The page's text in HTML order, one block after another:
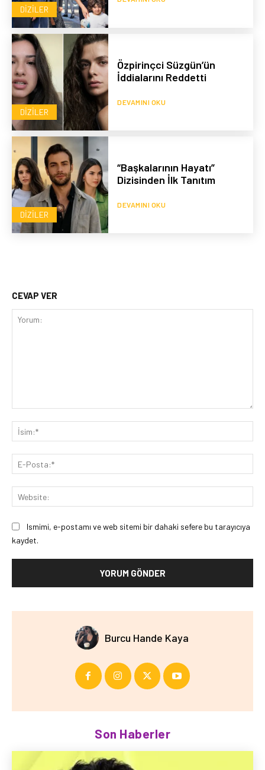
DIZILER
DIZILER
Özpirinçci Süzgün’ün
İddialarını Reddetti
DEVAMINI OKU
DIZILER
“Başkalarının Hayatı”
Dizisinden İlk Tanıtım
DEVAMINI OKU
CEVAP VER
Ismimi, e-postamı ve web sitemi bir dahaki sefere bu tarayıcıya
kaydet.
Burcu Hande Kaya
Son Haberler